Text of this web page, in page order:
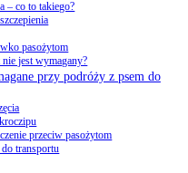
– co to takiego?
pasożytom
jest wymagany?
przy podróży z psem do
przeciw pasożytom
transportu